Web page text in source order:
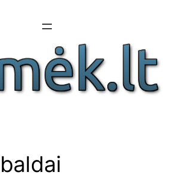
baldai